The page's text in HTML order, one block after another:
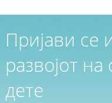
Пријави се
развојот на
дете